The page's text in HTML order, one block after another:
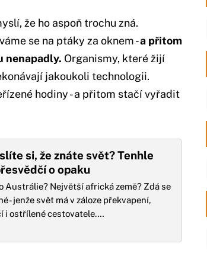
že ho aspoň trochu zná.
se na ptáky za oknem -a přitom
nenapadly. Organismy, které žijí
jakoukoli technologii.
hodiny - a přitom stačí vyřadit
si, že znáte svět? Tenhle
o opaku
Austrálie? Největší africká země? Zdá se
- jenže svět má v záloze překvapení,
i ostřílené cestovatele.…